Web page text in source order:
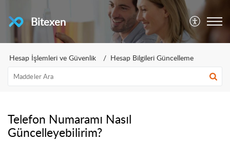
Bitexen
Hesap İşlemleri ve Güvenlik Hesap Bilgileri Güncelleme
Telefon Numaramı Nasıl
Güncelleyebilirim?